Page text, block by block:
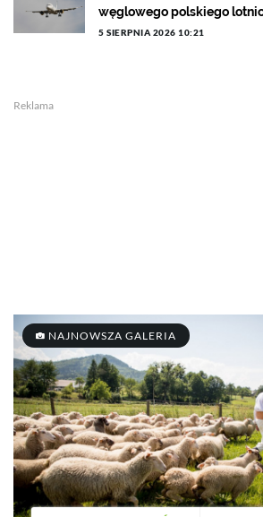
węglowego polskiego
5 SIERPNIA 2026 10:21
Reklama
NAJNOWSZA GALERIA